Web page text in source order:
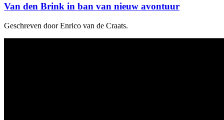
Van den Brink in ban van nieuw avontuur
Geschreven door Enrico van de Craats.